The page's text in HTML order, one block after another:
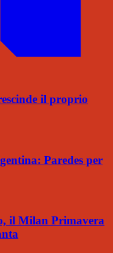
il proprio
Paredes per
il Milan Primavera